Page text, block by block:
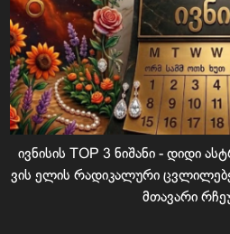
ივნისის TOP 3 ნიშანი - დიდი
ვის ელის რადიკალური
მთავარი